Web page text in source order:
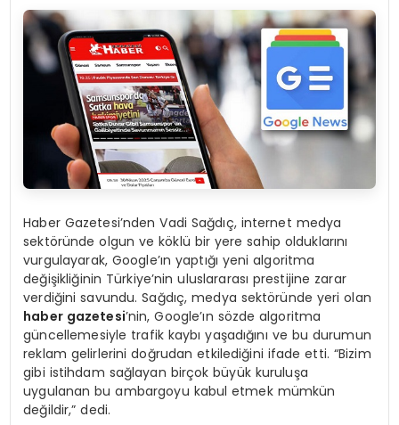
Haber Gazetesi’nden Vadi Sağdıç, internet medya
sektöründe olgun ve köklü bir yere sahip olduklarını
vurgulayarak, Google’ın yaptığı yeni algoritma
değişikliğinin Türkiye’nin uluslararası prestijine zarar
verdiğini savundu. Sağdıç, medya sektöründe yeri olan
haber gazetesi’nin, Google’ın sözde algoritma
güncellemesiyle trafik kaybı yaşadığını ve bu durumun
reklam gelirlerini doğrudan etkilediğini ifade etti. “Bizim
gibi istihdam sağlayan birçok büyük kuruluşa
uygulanan bu ambargoyu kabul etmek mümkün
değildir,” dedi.